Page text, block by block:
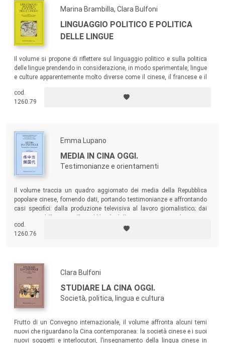
Marina Brambilla, Clara Bulfoni
LINGUAGGIO POLITICO E POLITICA
DELLE LINGUE
Il volume si propone di riflettere sul linguaggio politico e sulla politica
delle lingue prendendo in considerazione, in modo sperimentale, lingue
e culture apparentemente molto diverse come il cinese, il francese e il
cod.
1260.79
Emma Lupano
MEDIA IN CINA OGGI.
Testimonianze e orientamenti
Il volume traccia un quadro aggiornato dei media della Repubblica
popolare cinese, fornendo dati, portando testimonianze e affrontando
casi specifici: dalla produzione televisiva al lavoro giornalistico; dai
governativo alla letteratura ufficiale in materia.
cod.
1260.76
Clara Bulfoni
STUDIARE LA CINA OGGI.
Società, politica, lingua e cultura
Frutto di un Convegno internazionale, il volume affronta alcuni temi
nuovi che riguardano la Cina contemporanea: la società cinese e i suoi
nuovi soggetti e interlocutori, l’insegnamento della lingua cinese in